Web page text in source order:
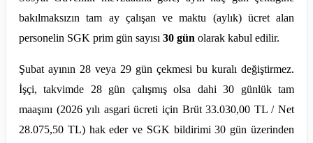
bakılmaksızın tam ay çalışan ve maktu (aylık) ücret alan
personelin SGK prim gün sayısı 30 gün olarak kabul edilir.
Şubat ayının 28 veya 29 gün çekmesi bu kuralı değiştirmez.
İşçi, takvimde 28 gün çalışmış olsa dahi 30 günlük tam
maaşını (2026 yılı asgari ücreti için Brüt 33.030,00 TL / Net
28.075,50 TL) hak eder ve SGK bildirimi 30 gün üzerinden